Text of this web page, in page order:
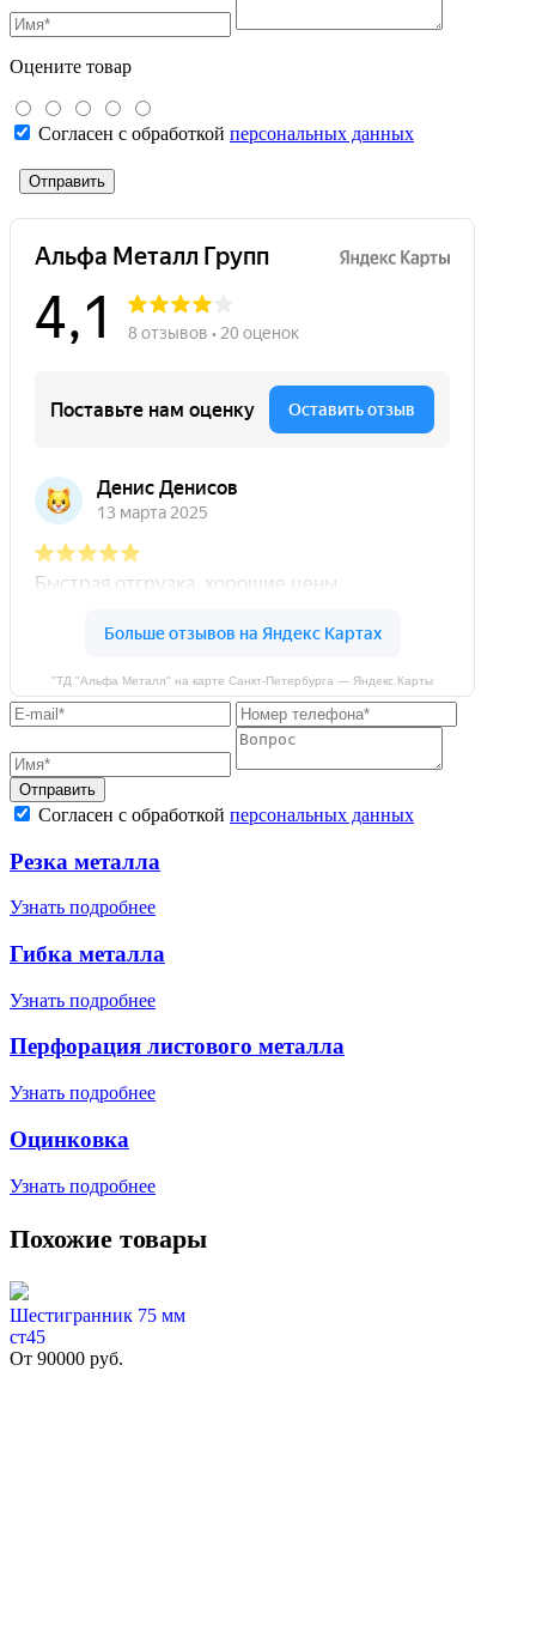
Оцените товар
Согласен с обработкой персональных данных
Отправить
"ТД "Альфа Металл" на карте Санкт‑Петербурга — Яндекс.Карты
Отправить
Согласен с обработкой персональных данных
Резка металла
Узнать подробнее
Гибка металла
Узнать подробнее
Перфорация листового металла
Узнать подробнее
Оцинковка
Узнать подробнее
Похожие товары
Шестигранник 75 мм
ст45
От 90000 руб.